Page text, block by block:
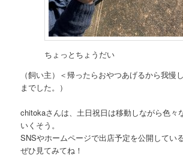
ちょっとちょうだい
（飼い主）＜帰ったらおやつあげるから我慢
までした。）
chitokaさんは、土日祝日は移動しながら色々
いくそう。
SNSやホームページで出店予定を公開してい
ぜひ見てみてね！